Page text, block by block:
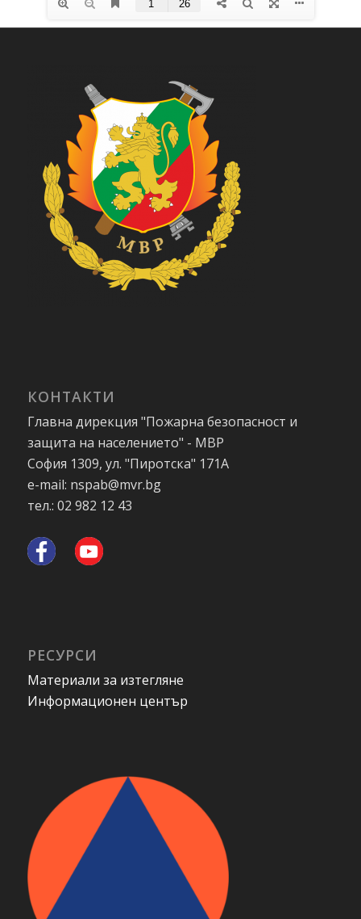
КОНТАКТИ
Главна дирекция "Пожарна безопасност и
защита на населението" - МВР
София 1309, ул. "Пиротска" 171А
e-mail: nspab@mvr.bg
тел.: 02 982 12 43
РЕСУРСИ
Материали за изтегляне
Информационен център